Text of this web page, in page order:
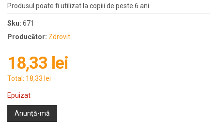
Produsul poate fi utilizat la copiii de peste 6 ani.
Sku: 671
Producător: Zdrovit
18,33 lei
Total: 18,33 lei
Epuizat
Anunţă-mă